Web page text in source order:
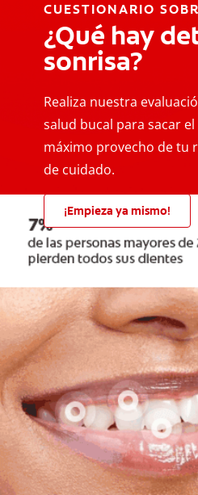
CUESTIONARIO
¿Qué hay
sonrisa?
Realiza nuestra
salud bucal para sacar el
máximo provecho de tu
de cuidado.
¡Empieza ya mismo!